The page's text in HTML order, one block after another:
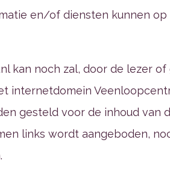
en/of diensten kunnen
kan noch zal, door de lezer
internetdomein
gesteld voor de inhoud van
links wordt aangeboden,